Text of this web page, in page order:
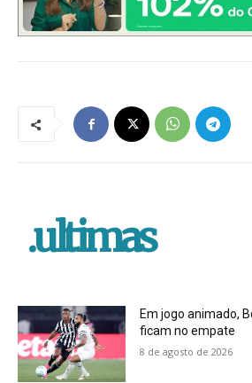
.ultimas
Em jogo animado,
ficam no empate
8 de agosto de 2026